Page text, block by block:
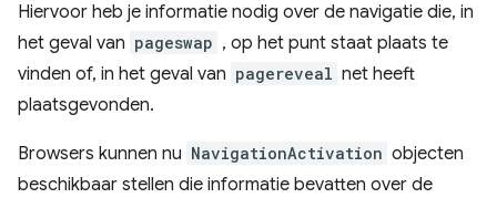
Hiervoor heb je informatie nodig over de navigatie die, in
het geval van pageswap , op het punt staat plaats te
vinden of, in het geval van pagereveal net heeft
plaatsgevonden.
Browsers kunnen nu NavigationActivation objecten
beschikbaar stellen die informatie bevatten over de